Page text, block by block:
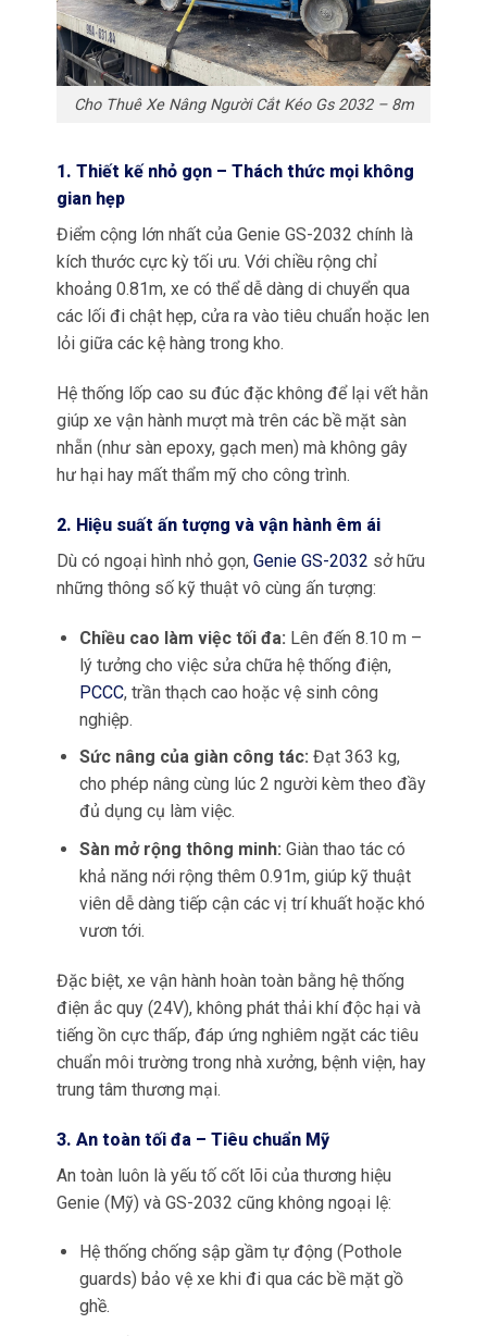
Cho Thuê Xe Nâng Người Cắt Kéo Gs 2032 – 8m
1. Thiết kế nhỏ gọn – Thách thức mọi không
gian hẹp
Điểm cộng lớn nhất của Genie GS-2032 chính là
kích thước cực kỳ tối ưu. Với chiều rộng chỉ
khoảng 0.81m, xe có thể dễ dàng di chuyển qua
các lối đi chật hẹp, cửa ra vào tiêu chuẩn hoặc len
lỏi giữa các kệ hàng trong kho.
Hệ thống lốp cao su đúc đặc không để lại vết hằn
giúp xe vận hành mượt mà trên các bề mặt sàn
nhẵn (như sàn epoxy, gạch men) mà không gây
hư hại hay mất thẩm mỹ cho công trình.
2. Hiệu suất ấn tượng và vận hành êm ái
Dù có ngoại hình nhỏ gọn, Genie GS-2032 sở hữu
những thông số kỹ thuật vô cùng ấn tượng:
Chiều cao làm việc tối đa: Lên đến 8.10 m –
lý tưởng cho việc sửa chữa hệ thống điện,
PCCC, trần thạch cao hoặc vệ sinh công
nghiệp.
Sức nâng của giàn công tác: Đạt 363 kg,
cho phép nâng cùng lúc 2 người kèm theo đầy
đủ dụng cụ làm việc.
Sàn mở rộng thông minh: Giàn thao tác có
khả năng nới rộng thêm 0.91m, giúp kỹ thuật
viên dễ dàng tiếp cận các vị trí khuất hoặc khó
vươn tới.
Đặc biệt, xe vận hành hoàn toàn bằng hệ thống
điện ắc quy (24V), không phát thải khí độc hại và
tiếng ồn cực thấp, đáp ứng nghiêm ngặt các tiêu
chuẩn môi trường trong nhà xưởng, bệnh viện, hay
trung tâm thương mại.
3. An toàn tối đa – Tiêu chuẩn Mỹ
An toàn luôn là yếu tố cốt lõi của thương hiệu
Genie (Mỹ) và GS-2032 cũng không ngoại lệ:
Hệ thống chống sập gầm tự động (Pothole
guards) bảo vệ xe khi đi qua các bề mặt gồ
ghề.